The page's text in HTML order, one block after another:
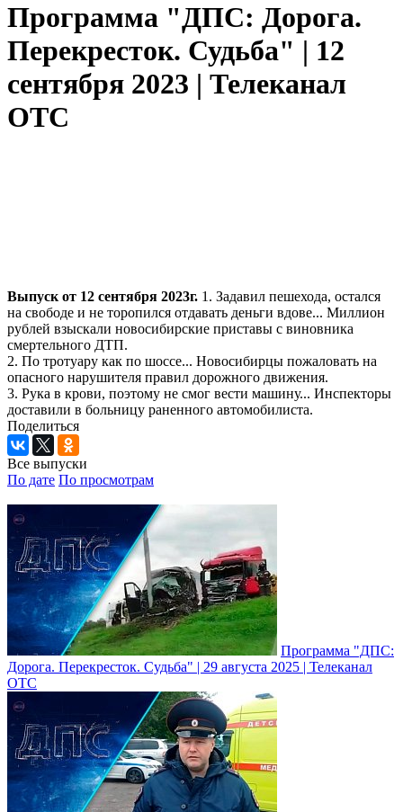
Программа "ДПС: Дорога.
Перекресток. Судьба" | 12
сентября 2023 | Телеканал
ОТС
Выпуск от 12 сентября 2023г. 1. Задавил пешехода, остался
на свободе и не торопился отдавать деньги вдове... Миллион
рублей взыскали новосибирские приставы с виновника
смертельного ДТП.
2. По тротуару как по шоссе... Новосибирцы пожаловать на
опасного нарушителя правил дорожного движения.
3. Рука в крови, поэтому не смог вести машину... Инспекторы
доставили в больницу раненного автомобилиста.
Поделиться
Все выпуски
По дате По просмотрам
Программа "ДПС:
Дорога. Перекресток. Судьба" | 29 августа 2025 | Телеканал
ОТС